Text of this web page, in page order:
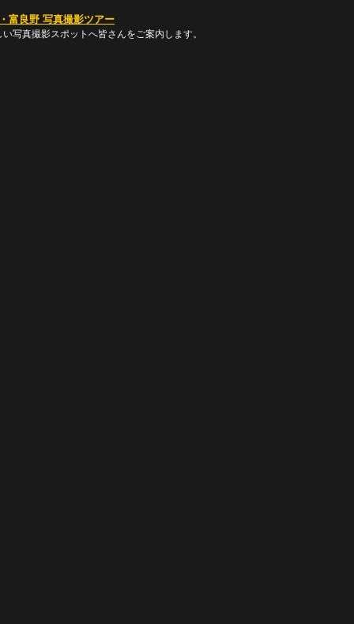
写真撮影スポットへ皆さんをご案内します。